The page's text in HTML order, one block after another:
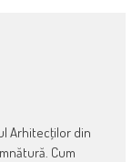
Arhitecţilor din
Cum